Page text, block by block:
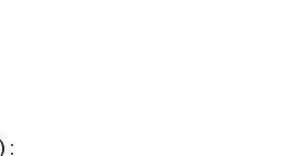
: